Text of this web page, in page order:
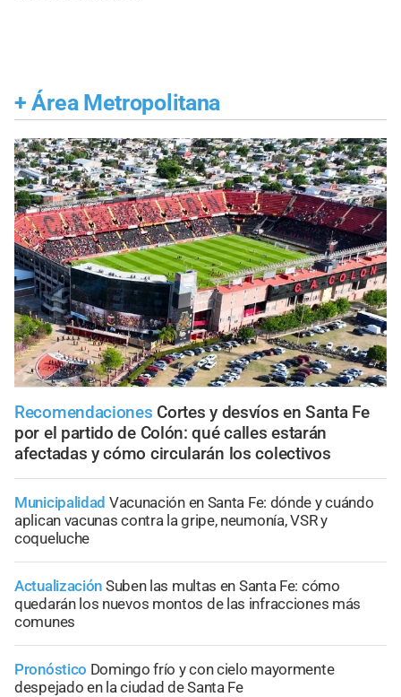
+ Área Metropolitana
Recomendaciones Cortes y desvíos en Santa Fe
por el partido de Colón: qué calles estarán
afectadas y cómo circularán los colectivos
Municipalidad Vacunación en Santa Fe: dónde y cuándo
aplican vacunas contra la gripe, neumonía, VSR y
coqueluche
Actualización Suben las multas en Santa Fe: cómo
quedarán los nuevos montos de las infracciones más
comunes
Pronóstico Domingo frío y con cielo mayormente
despejado en la ciudad de Santa Fe